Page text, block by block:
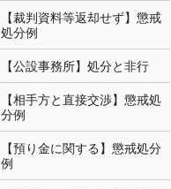
【裁判資料等返却せず】懲戒
処分例
【公設事務所】処分と非行
【相手方と直接交渉】懲戒処
分例
【預り金に関する】懲戒処分
例